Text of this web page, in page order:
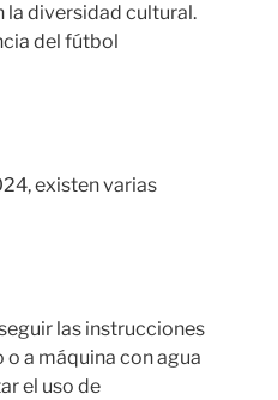
la diversidad cultural.
del fútbol
existen varias
las instrucciones
a máquina con agua
el uso de